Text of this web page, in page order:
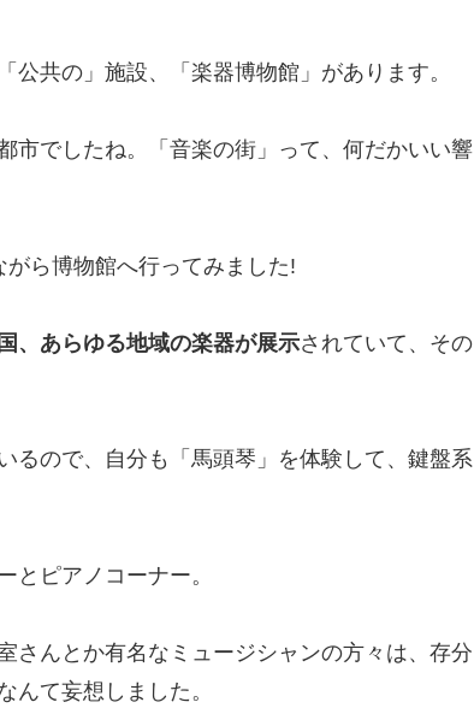
共の」施設、「楽器博物館」があります。
市でしたね。「音楽の街」って、何だかいい響
ら博物館へ行ってみました!
、あらゆる地域の楽器が展示されていて、その
るので、自分も「馬頭琴」を体験して、鍵盤系
とピアノコーナー。
さんとか有名なミュージシャンの方々は、存分
んて妄想しました。